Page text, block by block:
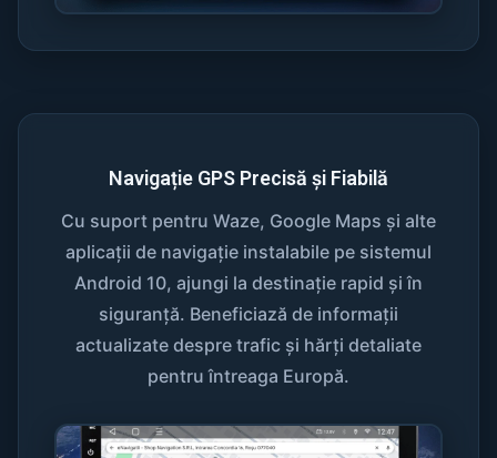
Navigație GPS Precisă și Fiabilă
Cu suport pentru Waze, Google Maps și alte
aplicații de navigație instalabile pe sistemul
Android 10, ajungi la destinație rapid și în
siguranță. Beneficiază de informații
actualizate despre trafic și hărți detaliate
pentru întreaga Europă.